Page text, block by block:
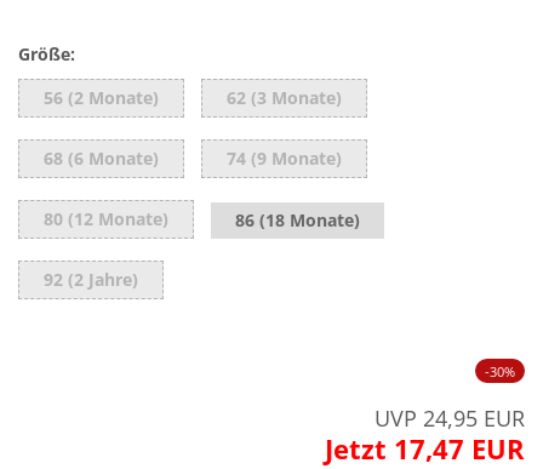
Größe:
56 (2 Monate)
62 (3 Monate)
68 (6 Monate) 74 (9 Monate)
80 (12 Monate) 86 (18 Monate)
92 (2 Jahre)
-30%
UVP 24,95 EUR
Jetzt 17,47 EUR